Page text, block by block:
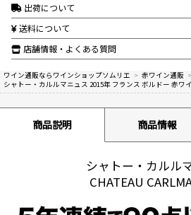
出荷について
送料について
店舗情報・よくある質問
ワイン通販ならワインショップソムリエ > 赤ワイン通販 >
シャトー・カルルマニュス 2015年 フランス ボルドー 赤
商品説明 商品情報
シャトー・カルル
CHATEAU